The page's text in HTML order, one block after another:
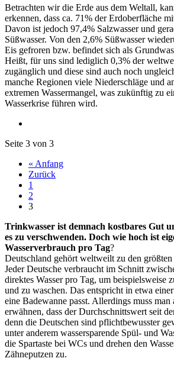
Betrachten wir die Erde aus dem Weltall,
erkennen, dass ca. 71% der Erdoberfläche
Davon ist jedoch 97,4% Salzwasser und
Süßwasser. Von den 2,6% Süßwasser
Eis gefroren bzw. befindet sich als
Heißt, für uns sind lediglich 0,3% der
zugänglich und diese sind auch noch
manche Regionen viele Niederschläge und
extremen Wassermangel, was zukünftig zu
Wasserkrise führen wird.
Seite 3 von 3
« Anfang
Zurück
1
2
3
Trinkwasser ist demnach kostbares Gut
es zu verschwenden. Doch wie hoch ist
Wasserverbrauch pro Tag?
Deutschland gehört weltweilt zu den größten
Jeder Deutsche verbraucht im Schnitt
direktes Wasser pro Tag, um beispielsweise
und zu waschen. Das entspricht in etwa
eine Badewanne passt. Allerdings muss man
erwähnen, dass der Durchschnittswert seit
denn die Deutschen sind pflichtbewusster
unter anderem wassersparende Spül- und
die Spartaste bei WCs und drehen den
Zähneputzen zu.